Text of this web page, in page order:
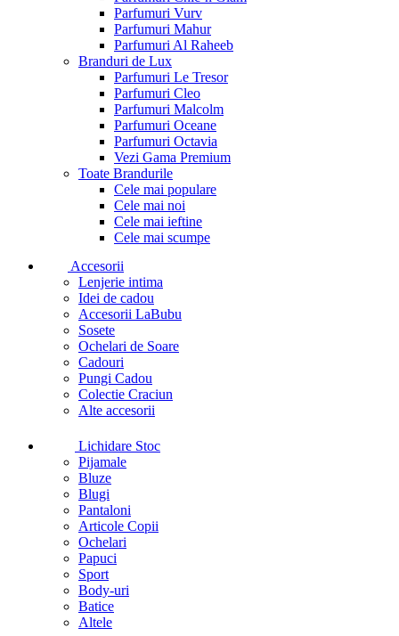
Parfumuri Vurv
Parfumuri Mahur
Parfumuri Al Raheeb
Branduri de Lux
Parfumuri Le Tresor
Parfumuri Cleo
Parfumuri Malcolm
Parfumuri Oceane
Parfumuri Octavia
Vezi Gama Premium
Toate Brandurile
Cele mai populare
Cele mai noi
Cele mai ieftine
Cele mai scumpe
Accesorii
Lenjerie intima
Idei de cadou
Accesorii LaBubu
Sosete
Ochelari de Soare
Cadouri
Pungi Cadou
Colectie Craciun
Alte accesorii
Lichidare Stoc
Pijamale
Bluze
Blugi
Pantaloni
Articole Copii
Ochelari
Papuci
Sport
Body-uri
Batice
Altele